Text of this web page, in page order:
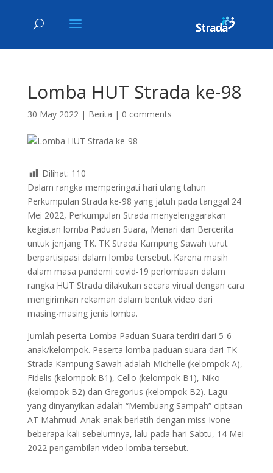
Lomba HUT Strada ke-98
30 May 2022| Berita | 0 comments
Dilihat: 110
Dalam rangka memperingati hari ulang tahun
Perkumpulan Strada ke-98 yang jatuh pada tanggal 24
Mei 2022, Perkumpulan Strada menyelenggarakan
kegiatan lomba Paduan Suara, Menari dan Bercerita
untuk jenjang TK. TK Strada Kampung Sawah turut
berpartisipasi dalam lomba tersebut. Karena masih
dalam masa pandemi covid-19 perlombaan dalam
rangka HUT Strada dilakukan secara virual dengan cara
mengirimkan rekaman dalam bentuk video dari
masing-masing jenis lomba.
Jumlah peserta Lomba Paduan Suara terdiri dari 5-6
anak/kelompok. Peserta lomba paduan suara dari TK
Strada Kampung Sawah adalah Michelle (kelompok A),
Fidelis (kelompok B1), Cello (kelompok B1), Niko
(kelompok B2) dan Gregorius (kelompok B2). Lagu
yang dinyanyikan adalah “Membuang Sampah” ciptaan
AT Mahmud. Anak-anak berlatih dengan miss Ivone
beberapa kali sebelumnya, lalu pada hari Sabtu, 14 Mei
2022 pengambilan video lomba tersebut.